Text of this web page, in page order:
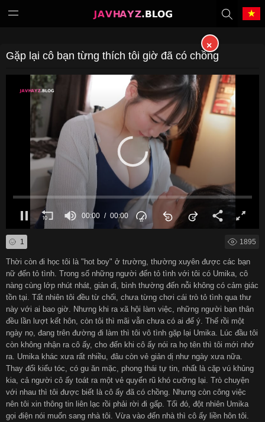
Tiếng Việt 中文（繁體）
中文（简体） English
日本語 한국어
Melayu ภาษาไทย
Deutsch Français
Indonesia Filipino
Português Türkçe
हिन्दी Español
Italiano Nederlands
Английский
×
Gặp lại cô bạn từng thích tôi giờ đã có chồng
00:00 00:00
1 1895
Thời còn đi học tôi là "hot boy" ở trường, thường xuyên được các bạn
nữ đến tỏ tình. Trong số những người đến tỏ tình với tôi có Umika, cô
nàng cùng lớp nhút nhát, giản dị, bình thường đến nỗi không có cảm giác
tồn tại. Tất nhiên tôi đều từ chối, chưa từng chơi cái trò tỏ tình qua thư
này với ai bao giờ. Nhưng khi ra xã hội làm việc, những người bạn thân
đều lần lượt kết hôn, còn tôi thì mãi vẫn chưa có ai để ý. Thế rồi một
ngày nọ, đang trên đường đi làm thì tôi vô tình gặp lại Umika. Lúc đầu tôi
còn không nhận ra cô ấy, cho đến khi cô ấy nói ra họ tên thì tôi mới nhớ
ra. Umika khác xưa rất nhiều, đâu còn vẻ giản dị như ngày xưa nữa.
Thay đổi kiểu tóc, có gu ăn mặc, phong thái tự tin, nhất là cặp vú khủng
kia, cả người cô ấy toát ra một vẻ quyến rũ khó cưỡng lại. Trò chuyện
với nhau thì tôi được biết là cô ấy đã có chồng. Nhưng còn công việc
nên tôi xin thông tin liên lạc rồi phải rời đi gấp. Tối đó, đột nhiên Umika
gọi điện nói muốn sang nhà tôi. Vừa vào đến nhà thì cô ấy liền hôn tôi.